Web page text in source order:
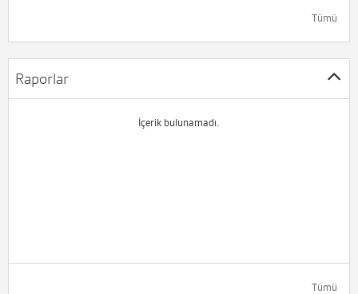
Tümü
Raporlar
İçerik bulunamadı.
Tümü